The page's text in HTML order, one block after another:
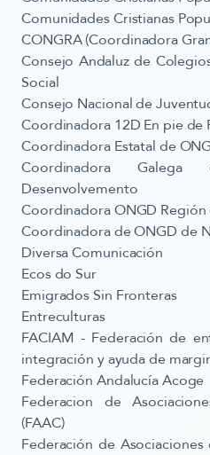
Comunidades Cristianas
CONGRA (Coordinadora
Consejo Andaluz de
Social
Consejo Nacional de
Coordinadora 12D En pie de
Coordinadora Estatal de
Coordinadora
Desenvolvemento
Coordinadora ONGD
Coordinadora de ONGD de
Diversa Comunicación
Ecos do Sur
Emigrados Sin Fronteras
Entreculturas
FACIAM - Federación de
integración y ayuda de
Federación Andalucía Acoge
​​Federacion de
(FAAC)
Federación de